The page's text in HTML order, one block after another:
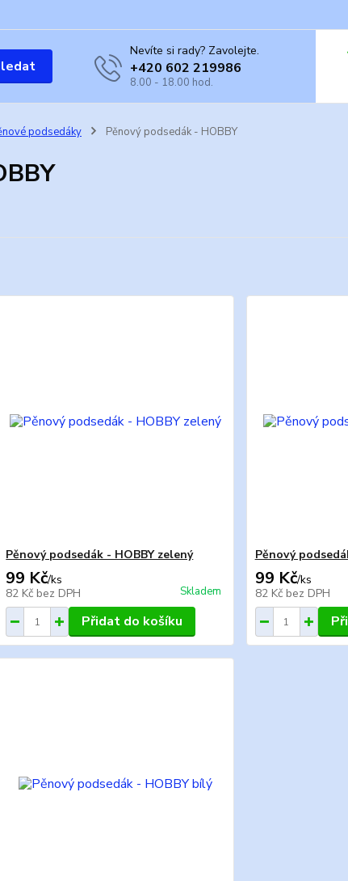
Nevíte si rady? Zavolejte.
+420 602 219986
8.00 - 18.00 hod.
podsedáky Pěnový podsedák - HOBBY
Pěnový podsedák - HOBBY zelený
99 Kč/ks
82 Kč bez DPH Skladem
Přidat do košíku
Pěnový
99 Kč/ks
82 Kč bez DPH